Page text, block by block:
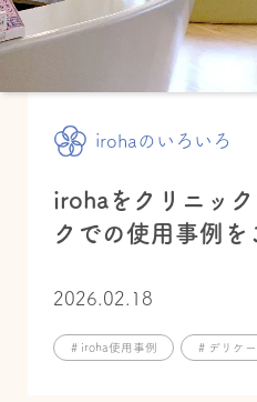
irohaのいろいろ
irohaをクリニッ
クでの使用事例を
2026.02.18
# iroha使用事例 # デリケ